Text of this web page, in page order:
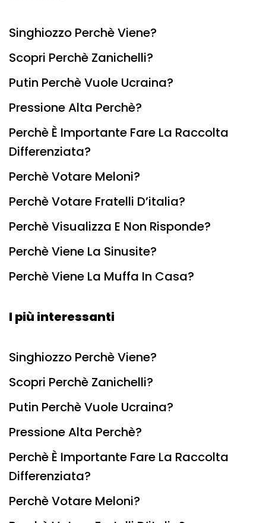
Singhiozzo Perchè Viene?
Scopri Perchè Zanichelli?
Putin Perchè Vuole Ucraina?
Pressione Alta Perchè?
Perchè È Importante Fare La Raccolta
Differenziata?
Perchè Votare Meloni?
Perchè Votare Fratelli D’italia?
Perchè Visualizza E Non Risponde?
Perchè Viene La Sinusite?
Perchè Viene La Muffa In Casa?
I più interessanti
Singhiozzo Perchè Viene?
Scopri Perchè Zanichelli?
Putin Perchè Vuole Ucraina?
Pressione Alta Perchè?
Perchè È Importante Fare La Raccolta
Differenziata?
Perchè Votare Meloni?